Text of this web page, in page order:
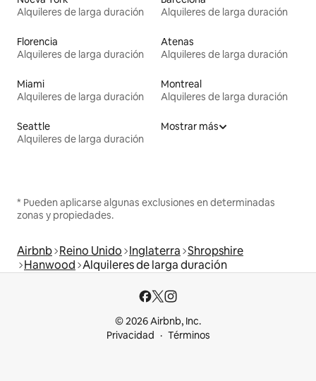
Alquileres de larga duración
Alquileres de larga duración
Florencia
Alquileres de larga duración
Atenas
Alquileres de larga duración
Miami
Alquileres de larga duración
Montreal
Alquileres de larga duración
Seattle
Alquileres de larga duración
Mostrar más
* Pueden aplicarse algunas exclusiones en determinadas
zonas y propiedades.
Airbnb Reino Unido Inglaterra Shropshire
Hanwood Alquileres de larga duración
© 2026 Airbnb, Inc.
Privacidad
Términos